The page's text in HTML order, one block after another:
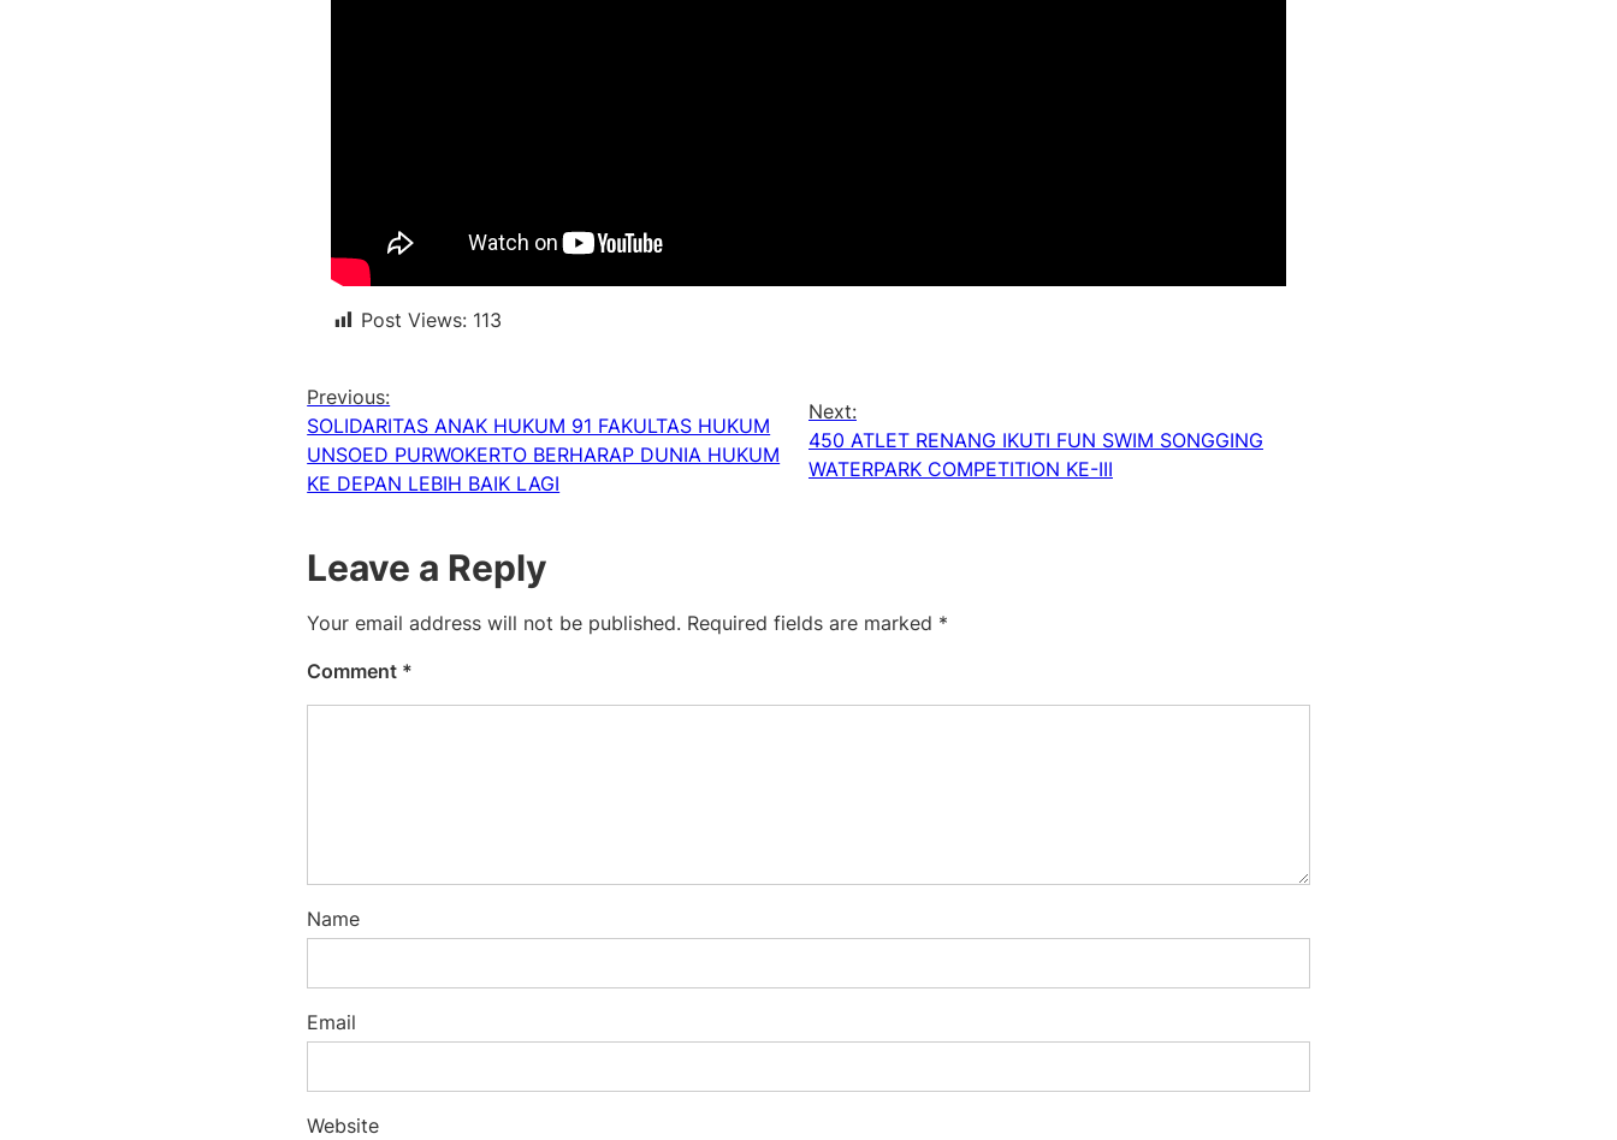
Post Views: 113
Previous:
SOLIDARITAS ANAK HUKUM 91 FAKULTAS HUKUM
UNSOED PURWOKERTO BERHARAP DUNIA HUKUM
KE DEPAN LEBIH BAIK LAGI
Next:
450 ATLET RENANG IKUTI FUN SWIM SONGGING
WATERPARK COMPETITION KE-III
Leave a Reply
Your email address will not be published. Required fields are marked *
Comment *
Name
Email
Website